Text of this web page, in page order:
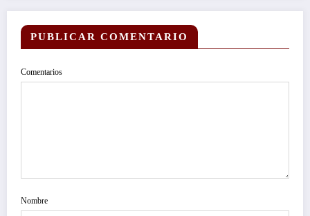
PUBLICAR COMENTARIO
Comentarios
Nombre